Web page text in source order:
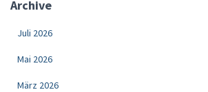
Archive
Juli 2026
Mai 2026
März 2026